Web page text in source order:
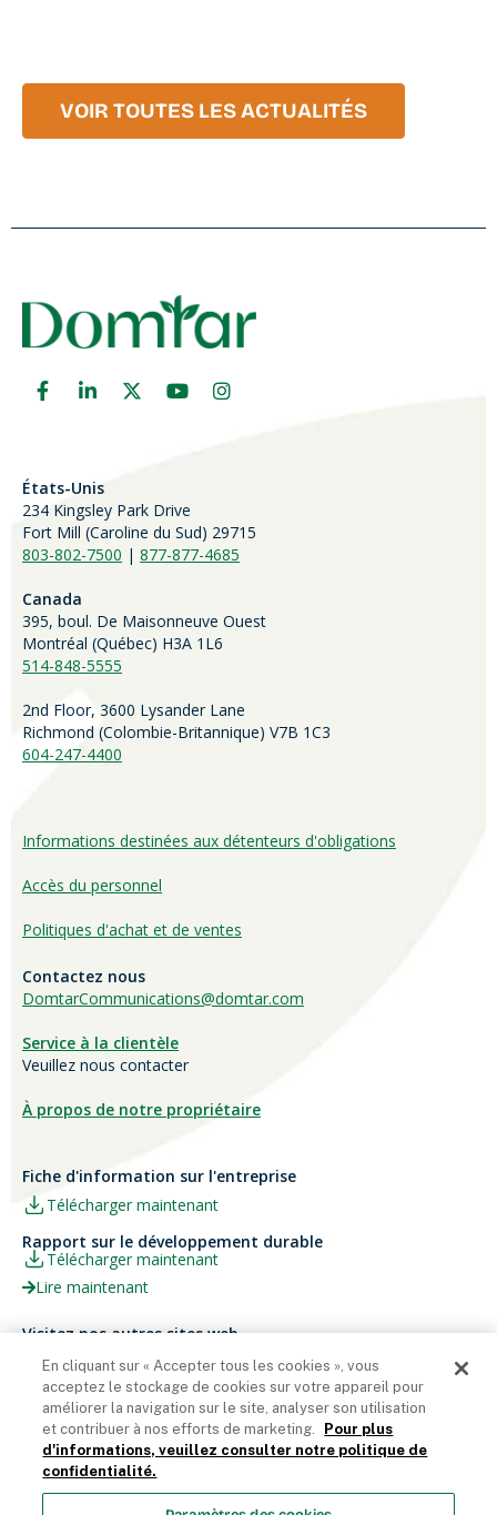
VOIR TOUTES LES ACTUALITÉS
États-Unis
234 Kingsley Park Drive
Fort Mill (Caroline du Sud) 29715
803-802-7500 | 877-877-4685
Canada
395, boul. De Maisonneuve Ouest
Montréal (Québec) H3A 1L6
514-848-5555
2nd Floor, 3600 Lysander Lane
Richmond (Colombie-Britannique) V7B 1C3
604-247-4400
Informations destinées aux détenteurs d'obligations
Accès du personnel
Politiques d'achat et de ventes
Contactez nous
DomtarCommunications@domtar.com
Service à la clientèle
Veuillez nous contacter
À propos de notre propriétaire
Fiche d'information sur l'entreprise
Télécharger maintenant
Rapport sur le développement durable
Télécharger maintenant
Lire maintenant
Visitez nos autres sites web
Carrières
Ariva
Papier Xerox® Canada
Xerox® Paper USA
Domtar Corporation 2025. Tous droits réservés.
En cliquant sur « Accepter tous les cookies », vous
acceptez le stockage de cookies sur votre appareil pour
améliorer la navigation sur le site, analyser son utilisation
et contribuer à nos efforts de marketing.
Pour plus
d'informations, veuillez consulter notre politique de
confidentialité.